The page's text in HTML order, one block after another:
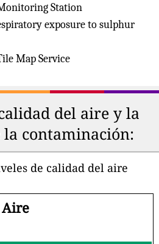
Station
exposure to sulphur
Map Service
del aire y la
contaminación:
de calidad del aire